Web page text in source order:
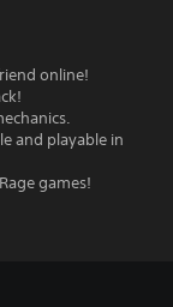
online!
and playable in
games!